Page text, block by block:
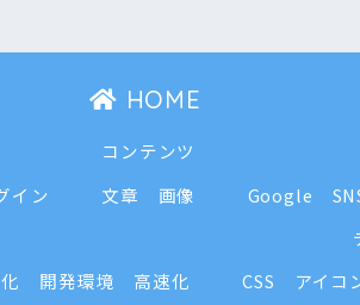
HOME
イン
コンテンツ
文章
画像
Google
開発環境 高速化
CSS
アイコ